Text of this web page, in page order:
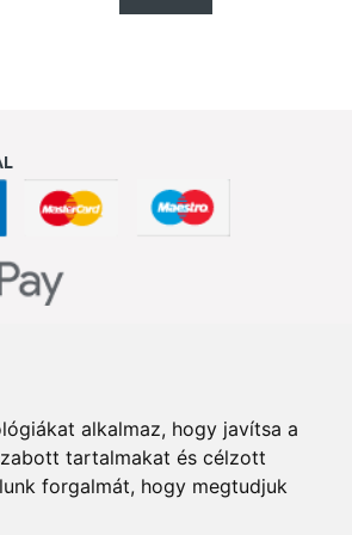
alkalmaz, hogy javítsa a
tartalmakat és célzott
forgalmát, hogy megtudjuk